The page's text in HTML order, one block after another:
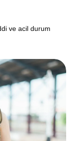
ve acil durum